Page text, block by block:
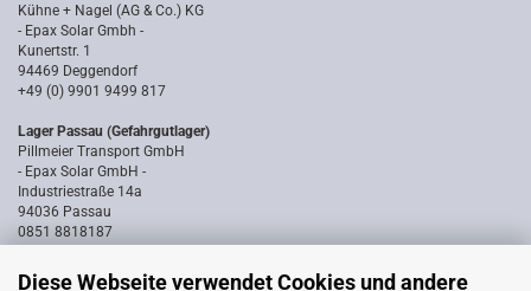
Diese Webseite verwendet Cookies und andere
Kühne + Nagel (AG & Co.) KG
- Epax Solar Gmbh -
Kunertstr. 1
94469 Deggendorf
+49 (0) 9901 9499 817
Lager Passau (Gefahrgutlager)
Pillmeier Transport GmbH
- Epax Solar GmbH -
Industriestraße 14a
94036 Passau
0851 8818187